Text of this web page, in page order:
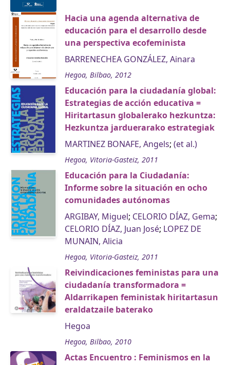
Hacia una agenda alternativa de
educación para el desarrollo desde
una perspectiva ecofeminista
BARRENECHEA GONZÁLEZ, Ainara
Hegoa, Bilbao, 2012
Educación para la ciudadanía global:
Estrategias de acción educativa =
Hiritartasun globalerako hezkuntza:
Hezkuntza jarduerarako estrategiak
MARTINEZ BONAFE, Angels; (et al.)
Hegoa, Vitoria-Gasteiz, 2011
Educación para la Ciudadanía:
Informe sobre la situación en ocho
comunidades autónomas
ARGIBAY, Miguel; CELORIO DÍAZ, Gema;
CELORIO DÍAZ, Juan José; LOPEZ DE
MUNAIN, Alicia
Hegoa, Vitoria-Gasteiz, 2011
Reivindicaciones feministas para una
ciudadanía transformadora =
Aldarrikapen feministak hiritartasun
eraldatzaile baterako
Hegoa
Hegoa, Bilbao, 2010
Actas Encuentro : Feminismos en la